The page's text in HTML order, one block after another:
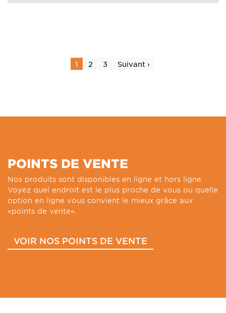
1 2 3 Suivant ›
POINTS DE VENTE
Nos produits sont disponibles en ligne et hors ligne.
Voyez quel endroit est le plus proche de vous ou quelle
option en ligne vous convient le mieux grâce aux
«points de vente».
VOIR NOS POINTS DE VENTE